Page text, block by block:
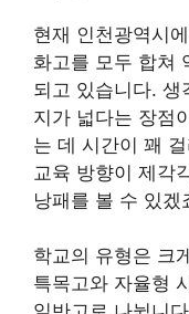
현재 인천광역시
화고를 모두 합쳐
되고 있습니다. 생
지가 넓다는 장점
는 데 시간이 꽤
교육 방향이 제각
낭패를 볼 수 있겠
학교의 유형은 크
특목고와 자율형